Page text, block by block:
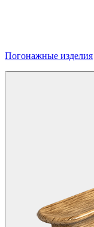
Погонажные изделия